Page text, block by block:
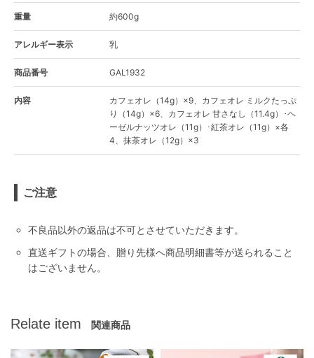
重量 約600g
アレルギー表示 乳
商品番号 GAL1932
内容
カフェオレ（14g）×9、カフェオレ ミルクたっぷ
り（14g）×6、カフェオレ 甘さなし（11.4g）･ヘ
ーゼルナッツオレ（11g）･紅茶オレ（11g）×各
4、抹茶オレ（12g）×3
ご注意
不良品以外の返品は不可とさせていただきます。
直送ギフトの場合、贈り先様へ商品明細書等が送られること
はございません。
Relate item 関連商品